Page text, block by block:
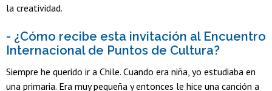
la creatividad.
- ¿Cómo recibe esta invitación al Encuentro
Internacional de Puntos de Cultura?
Siempre he querido ir a Chile. Cuando era niña, yo estudiaba en
una primaria. Era muy pequeña y entonces le hice una canción a